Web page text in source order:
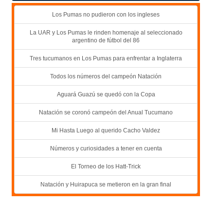
Los Pumas no pudieron con los ingleses
La UAR y Los Pumas le rinden homenaje al seleccionado
argentino de fútbol del 86
Tres tucumanos en Los Pumas para enfrentar a Inglaterra
Todos los números del campeón Natación
Aguará Guazú se quedó con la Copa
Natación se coronó campeón del Anual Tucumano
Mi Hasta Luego al querido Cacho Valdez
Números y curiosidades a tener en cuenta
El Torneo de los Hatt-Trick
Natación y Huirapuca se metieron en la gran final